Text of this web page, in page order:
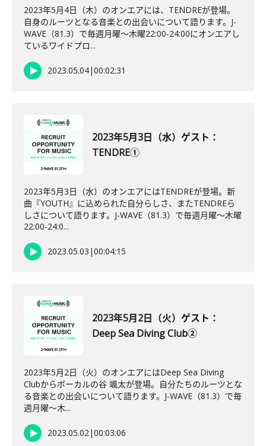
2023年5月4日（木）のオンエアには、TENDREが登場。
自身のルーツとなる音楽との出会いについて語ります。J-
WAVE（81.3）で毎週月曜～木曜22:00-24:00にオンエアし
ているワイドプロ...
2023.05.04|00:02:31
2023年5月3日（水）ゲスト：
TENDRE①
2023年5月3日（水）のオンエアにはTENDREが登場。新
曲『YOUTH』に込められた自分らしさ、またTENDREら
しさについて語ります。J-WAVE（81.3）で毎週月曜～木曜
22:00-24:0...
2023.05.03 |00:04:15
2023年5月2日（火）ゲスト：
Deep Sea Diving Club②
2023年5月2日（火）のオンエアにはDeep Sea Diving
Clubからボーカルの谷 颯太が登場。自分たちのルーツとな
る音楽との出会いについて語ります。J-WAVE（81.3）で毎
週月曜～木...
2023.05.02|00:03:06